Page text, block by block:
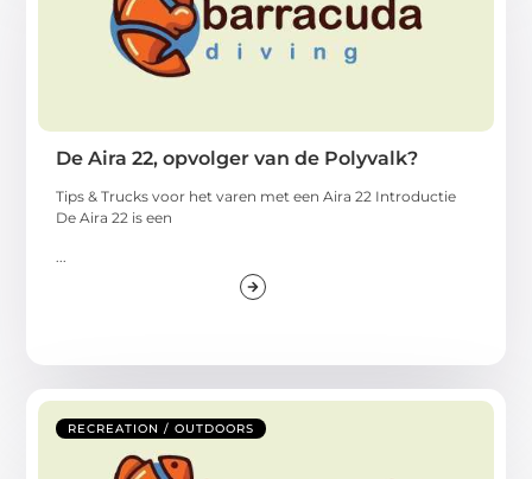
De Aira 22, opvolger van de Polyvalk?
Tips & Trucks voor het varen met een Aira 22 Introductie
De Aira 22 is een
RECREATION / OUTDOORS